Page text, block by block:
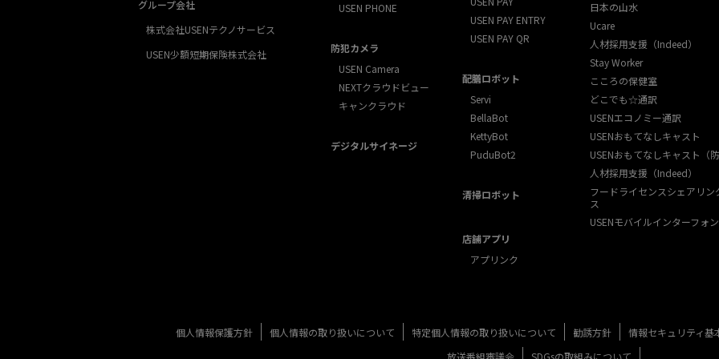
グループ会社
株式会社USENテクノサービス
USEN少額短期保険株式会社
USEN PHONE
防犯カメラ
USEN Camera
NEXTクラウドビュー
キャンクラウド
デジタルサイネージ
USEN PAY ENTRY
USEN PAY QR
配膳ロボット
Servi
BellaBot
KettyBot
PuduBot2
清掃ロボット
店舗アプリ
アプリンク
日本の山水
Ucare
人材採用支援（Indeed）
Stay Worker
こころの保健室
どこでも☆通訳
USENエコノミー通訳
USENおもてなしキャスト
USENおもてなしキャスト（
人材採用支援（Indeed）
フードライセンスシェアリン
ス
USENモバイルインターフォン
個人情報保護方針 個人情報の取り扱いについて 特定個人情報の取り扱いについて 勧誘方針
情報セキュリティ基
放送番組審議会
SDGsの取組みについて